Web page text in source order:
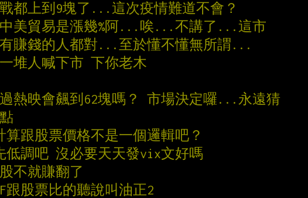
都上到9塊了...這次疫情難道不會？
美貿易是漲幾%阿...唉...不講了...這市
賺錢的人都對...至於懂不懂無所謂...
堆人喊下市 下你老木
熱映會飆到62塊嗎？ 市場決定囉...永遠猜
跟股票價格不是一個邏輯吧？
調吧 沒必要天天發vix文好嗎
不就賺翻了
跟股票比的聽說叫油正2